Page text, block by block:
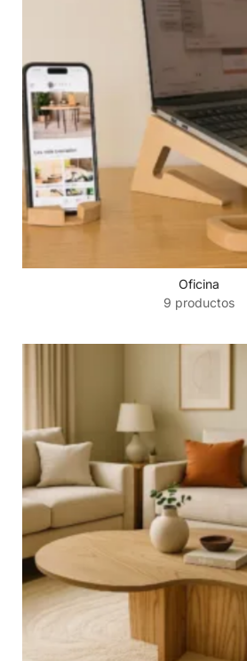
Oficina
9 productos